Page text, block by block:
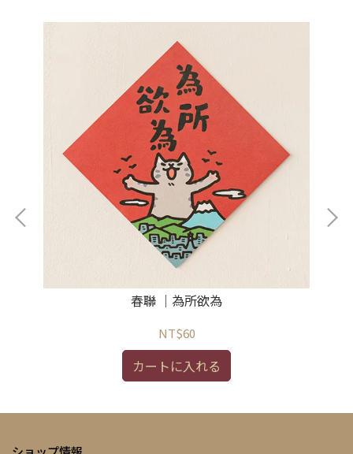
春聯 ｜為所欲為
NT$60
カートに入れる